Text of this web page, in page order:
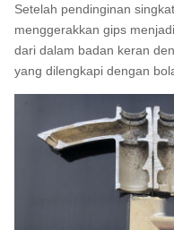
Setelah pendinginan
menggerakkan gips
dari dalam badan keran
yang dilengkapi dengan